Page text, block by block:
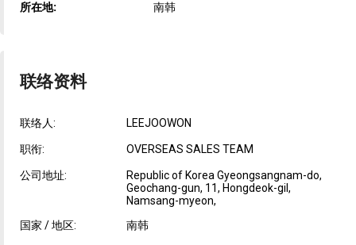
所在地: 南韩
联络资料
联络人: LEEJOOWON
职衔: OVERSEAS SALES TEAM
公司地址:
Republic of Korea Gyeongsangnam-do,
Geochang-gun, 11, Hongdeok-gil,
Namsang-myeon,
国家 / 地区:
南韩